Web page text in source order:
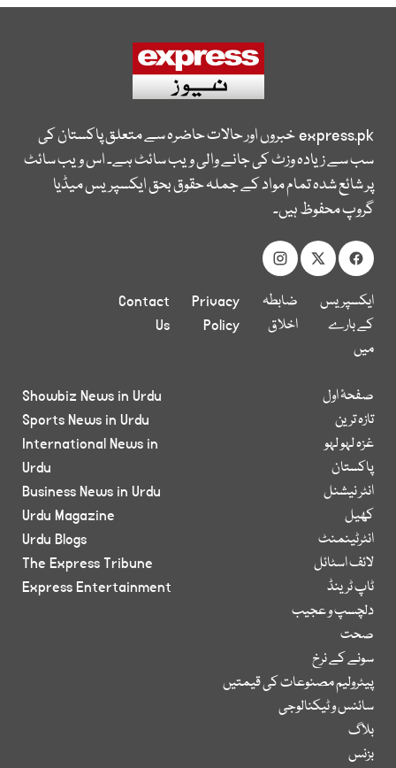
express.pkخبروں اور حالات حاضرہ سے متعلق پاکستان کی
سب سے زیادہ وزٹ کی جانے والی ویب سائٹ ہے۔ اس ویب سائٹ
پر شائع شدہ تمام مواد کے جملہ حقوق بحق ایکسپریس میڈیا
گروپ محفوظ ہیں۔
ایکسپریس
کے بارے
میں
ضابطہ
اخلاق
Privacy
Policy
Contact
Us
صفحۂ اول
تازہ ترین
غزہ لہو لہو
پاکستان
انٹر نیشنل
کھیل
انٹرٹینمنٹ
لائف اسٹائل
ٹاپ ٹرینڈ
دلچسپ و عجیب
صحت
سونے کے نرخ
پیٹرولیم مصنوعات کی قیمتیں
سائنس و ٹیکنالوجی
بلاگ
بزنس
Showbiz News in Urdu
Sports News in Urdu
International News in
Urdu
Business News in Urdu
Urdu Magazine
Urdu Blogs
The Express Tribune
Express Entertainment